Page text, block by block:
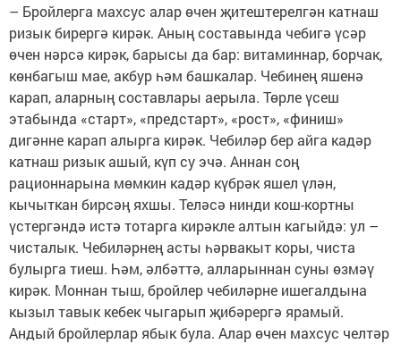
– Бройлерга махсус алар өчен җитештерелгән катнаш
ризык бирергә кирәк. Аның составында чебигә үсәр
өчен нәрсә кирәк, барысы да бар: витаминнар, борчак,
көнбагыш мае, акбур һәм башкалар. Чебинең яшенә
карап, аларның составлары аерыла. Төрле үсеш
этабында «старт», «предстарт», «рост», «финиш»
дигәнне карап алырга кирәк. Чебиләр бер айга кадәр
катнаш ризык ашый, күп су эчә. Аннан соң
рационнарына мөмкин кадәр күбрәк яшел үлән,
кычыткан бирсәң яхшы. Теләсә нинди кош-кортны
үстергәндә истә тотарга кирәкле алтын кагыйдә: ул –
чисталык. Чебиләрнең асты һәрвакыт коры, чиста
булырга тиеш. Һәм, әлбәттә, алларыннан суны өзмәү
кирәк. Моннан тыш, бройлер чебиләрне ишегалдына
кызыл тавык кебек чыгарып җибәрергә ярамый.
Андый бройлерлар ябык була. Алар өчен махсус челтәр